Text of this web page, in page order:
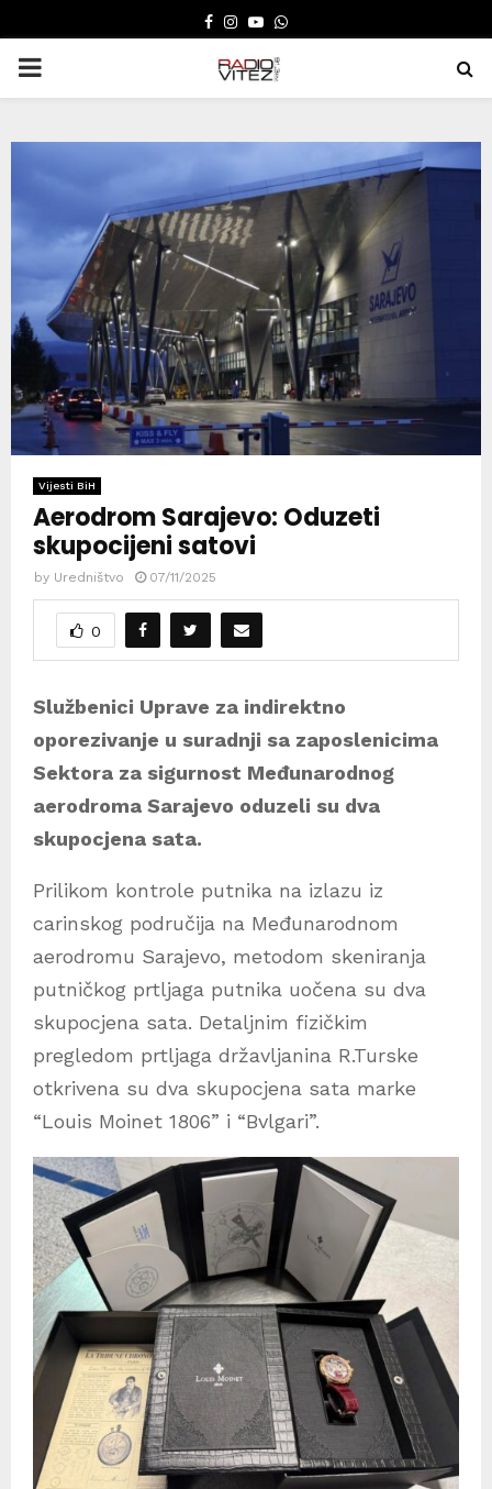
FACEBOOK
INSTAGRAM
YOUTUBE
WHATSAPP
PRIMARY
Vijesti BiH
Aerodrom Sarajevo: Oduzeti
skupocijeni satovi
by Uredništvo 07/11/2025
0
Službenici Uprave za indirektno
oporezivanje u suradnji sa zaposlenicima
Sektora za sigurnost Međunarodnog
aerodroma Sarajevo oduzeli su dva
skupocjena sata.
Prilikom kontrole putnika na izlazu iz
carinskog područija na Međunarodnom
aerodromu Sarajevo, metodom skeniranja
putničkog prtljaga putnika uočena su dva
skupocjena sata. Detaljnim fizičkim
pregledom prtljaga državljanina R.Turske
otkrivena su dva skupocjena sata marke
“Louis Moinet 1806” i “Bvlgari”.